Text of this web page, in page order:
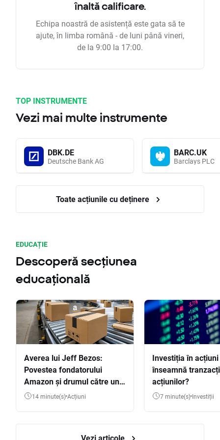
înaltă calificare.
Echipa noastră de asistență este gata să te
ajute, în limba română - de luni până vineri,
de la 9:00 la 17:00.
TOP INSTRUMENTE
Vezi mai multe instrumente
DBK.DE
Deutsche Bank AG
BARC.UK
Barclays PLC
Toate acțiunile cu deținere
EDUCAȚIE
Descoperă secțiunea
educațională
Averea lui Jeff Bezos:
Povestea fondatorului
Amazon și drumul către una
dintre cele mai mari averi
14 minute(s) Acțiuni
Investiția în
înseamnă
acțiunilor?
7 minute(s) Investiții